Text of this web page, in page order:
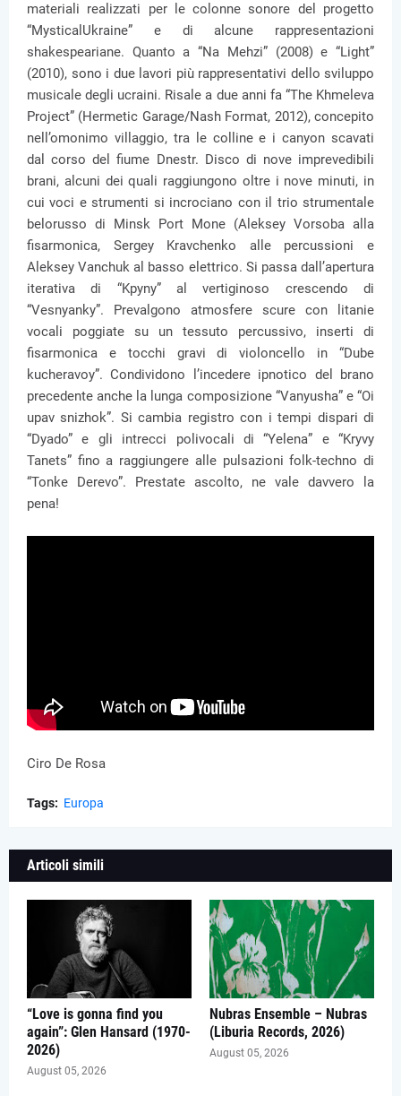
materiali realizzati per le colonne sonore del progetto
“MysticalUkraine” e di alcune rappresentazioni
shakespeariane. Quanto a “Na Mehzi” (2008) e “Light”
(2010), sono i due lavori più rappresentativi dello sviluppo
musicale degli ucraini. Risale a due anni fa “The Khmeleva
Project” (Hermetic Garage/Nash Format, 2012), concepito
nell’omonimo villaggio, tra le colline e i canyon scavati
dal corso del fiume Dnestr. Disco di nove imprevedibili
brani, alcuni dei quali raggiungono oltre i nove minuti, in
cui voci e strumenti si incrociano con il trio strumentale
belorusso di Minsk Port Mone (Aleksey Vorsoba alla
fisarmonica, Sergey Kravchenko alle percussioni e
Aleksey Vanchuk al basso elettrico. Si passa dall’apertura
iterativa di “Kpyny” al vertiginoso crescendo di
“Vesnyanky”. Prevalgono atmosfere scure con litanie
vocali poggiate su un tessuto percussivo, inserti di
fisarmonica e tocchi gravi di violoncello in “Dube
kucheravoy”. Condividono l’incedere ipnotico del brano
precedente anche la lunga composizione “Vanyusha” e “Oi
upav snizhok”. Si cambia registro con i tempi dispari di
“Dyado” e gli intrecci polivocali di “Yelena” e “Kryvy
Tanets” fino a raggiungere alle pulsazioni folk-techno di
“Tonke Derevo”. Prestate ascolto, ne vale davvero la
pena!
Ciro De Rosa
Tags: Europa
Articoli simili
“Love is gonna find you
again”: Glen Hansard (1970-
2026)
August 05, 2026
Nubras Ensemble – Nubras
(Liburia Records, 2026)
August 05, 2026